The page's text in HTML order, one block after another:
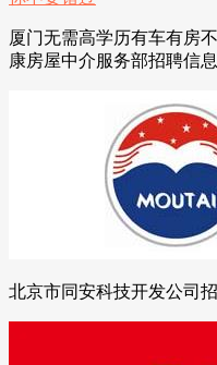
厦门无需高学历有车有房
康房屋中介服务部招聘信
北京市同安科技开发公司